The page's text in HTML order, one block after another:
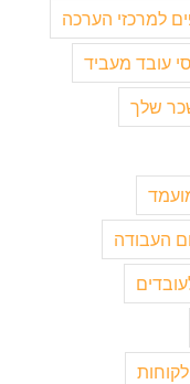
למרכזי הערכה
עובד מעביד
שלך
העבודה